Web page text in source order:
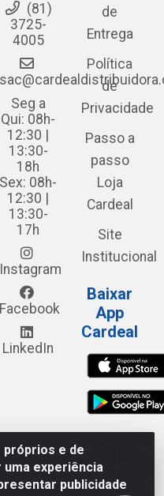
e de
experiência
publicidade
(81)
3725-
4005
Seg a
Qui: 08h-
12:30 |
13:30-
18h
Sex: 08h-
12:30 |
13:30-
17h
Instagram
Facebook
LinkedIn
de
Entrega
Política
de
Privacidade
Passo a
passo
Loja
Cardeal
Site
Institucional
Baixar
App
Cardeal
do Moura, 582 - Alto
55.040-120 - CNPJ